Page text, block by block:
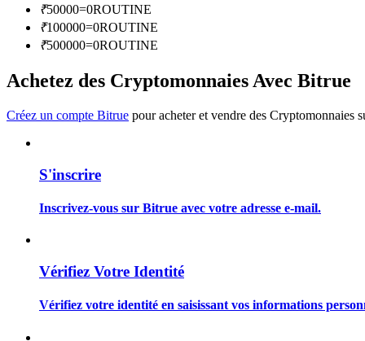
Devenez un trader de copie
Profitez du partage des bénéfices et des commissions de copy
Information
₹50000=0ROUTINE
₹100000=0ROUTINE
₹500000=0ROUTINE
Achetez des Cryptomonnaies Avec Bitrue
Créez un compte Bitrue pour acheter et vendre des Cryptomonnaies
S'inscrire
Inscrivez-vous sur Bitrue avec votre adresse e-mail.
Vérifiez Votre Identité
Vérifiez votre identité en saisissant vos informations